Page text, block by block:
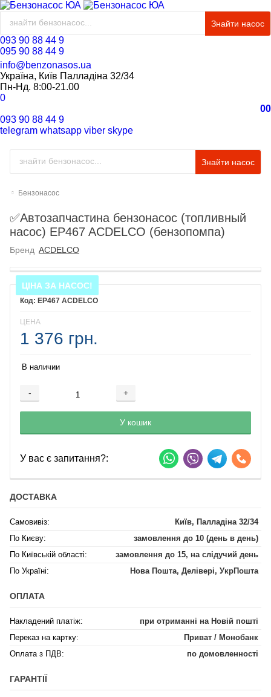
Знайти насос
093 90 88 44 9
095 90 88 44 9
info@benzonasos.ua
Україна, Київ Палладіна 32/34
Пн-Нд. 8:00-21.00
0
00
093 90 88 44 9
telegram whatsapp viber skype
Знайти насос
Бензонасос
✅Автозапчастина бензонасос (топливный
насос) EP467 ACDELCO (бензопомпа)
Бренд ACDELCO
ЦІНА ЗА НАСОС!
EP467 ACDELCO
ЦЕНА
1 376 грн.
В наличии
- +
Добавляется...
У кошик
Добавлен
У вас є запитання?:
ДОСТАВКА
Самовивіз:
Київ, Палладіна 32/34
По Києву:
замовлення до 10 (день в день)
По Київській області:
замовлення до 15, на слідучий день
По Україні:
Нова Пошта, Делівері, УкрПошта
ОПЛАТА
Накладений платіж:
при отриманні на Новій пошті
Переказ на картку:
Приват / Монобанк
Оплата з ПДВ:
по домовленності
ГАРАНТІЇ